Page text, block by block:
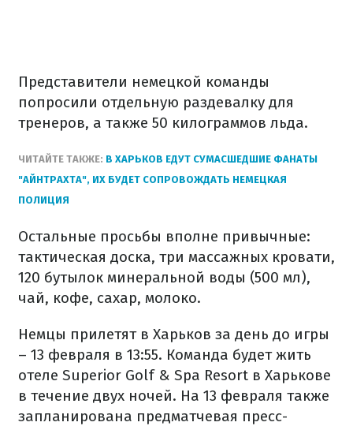
Представители немецкой команды
попросили отдельную раздевалку для
тренеров, а также 50 килограммов льда.
ЧИТАЙТЕ ТАКЖЕ: В ХАРЬКОВ ЕДУТ СУМАСШЕДШИЕ ФАНАТЫ
"АЙНТРАХТА", ИХ БУДЕТ СОПРОВОЖДАТЬ НЕМЕЦКАЯ
ПОЛИЦИЯ
Остальные просьбы вполне привычные:
тактическая доска, три массажных кровати,
120 бутылок минеральной воды (500 мл),
чай, кофе, сахар, молоко.
Немцы прилетят в Харьков за день до игры
– 13 февраля в 13:55. Команда будет жить
отеле Superior Golf & Spa Resort в Харькове
в течение двух ночей. На 13 февраля также
запланирована предматчевая пресс-